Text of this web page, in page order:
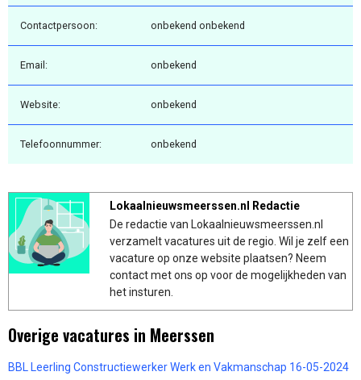
Contactpersoon: onbekend onbekend
Email: onbekend
Website: onbekend
Telefoonnummer: onbekend
Lokaalnieuwsmeerssen.nl Redactie
De redactie van Lokaalnieuwsmeerssen.nl
verzamelt vacatures uit de regio. Wil je zelf een
vacature op onze website plaatsen? Neem
contact met ons op voor de mogelijkheden van
het insturen.
Overige vacatures in Meerssen
BBL Leerling Constructiewerker Werk en Vakmanschap 16-05-2024